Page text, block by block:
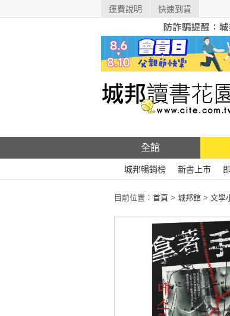
運費說明 快速到貨
全館
城邦暢銷榜 新書上市
目前位置： 首頁 > 城邦館 > 文學